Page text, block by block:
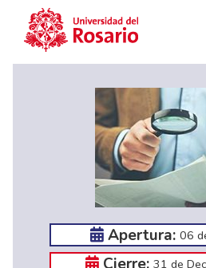
Apertura: 06
31 de